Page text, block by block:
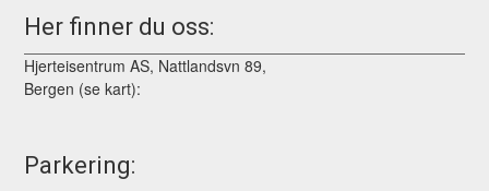
Her finner du oss:
Hjerteisentrum AS, Nattlandsvn 89,
Bergen (se kart):
Parkering: